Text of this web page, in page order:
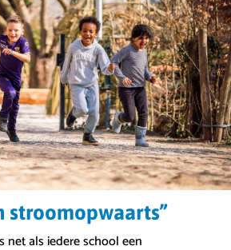
stroomopwaarts”
net als iedere school een